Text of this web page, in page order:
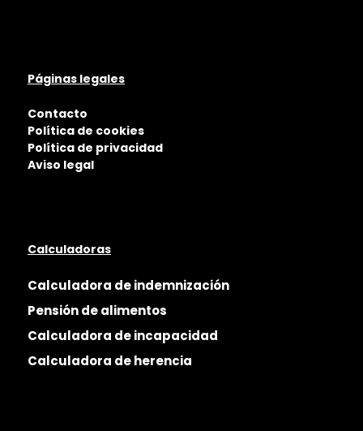
Páginas legales
Contacto
Política de cookies
Política de privacidad
Aviso legal
Calculadoras
Calculadora de indemnización
Pensión de alimentos
Calculadora de incapacidad
Calculadora de herencia